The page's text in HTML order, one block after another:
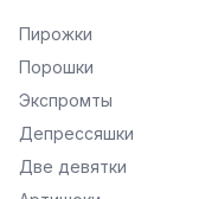
Пирожки
Порошки
Экспромты
Депрессяшки
Две девятки